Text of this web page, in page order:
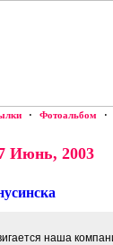
· Фотоальбом ·
Июнь, 2003
наша